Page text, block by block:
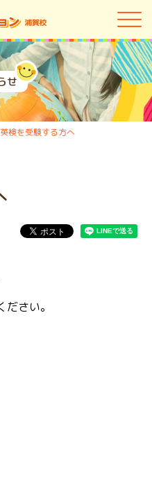
せ
英検を受験する方へ
さい。